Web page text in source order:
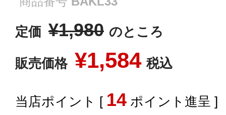
定価 ¥1,980 のところ
販売価格 ¥1,584 税込
[ 14 ポイント進呈 ]